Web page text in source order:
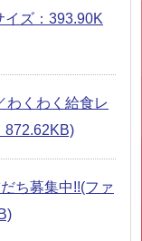
イズ：393.90K
わくわく給食レ
872.62KB)
ち募集中!!(ファ